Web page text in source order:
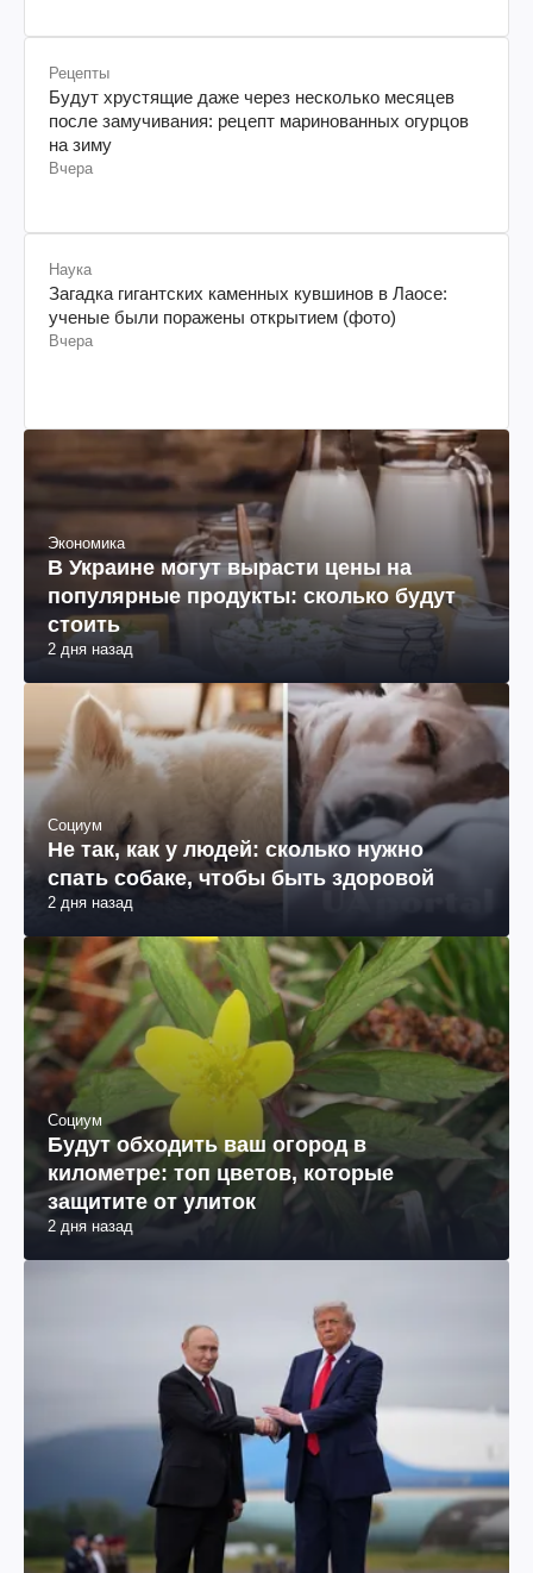
Рецепты
Будут хрустящие даже через несколько месяцев
после замучивания: рецепт маринованных огурцов
на зиму
Вчера
Наука
Загадка гигантских каменных кувшинов в Лаосе:
ученые были поражены открытием (фото)
Вчера
Экономика
В Украине могут вырасти цены на
популярные продукты: сколько будут
стоить
2 дня назад
Социум
Не так, как у людей: сколько нужно
спать собаке, чтобы быть здоровой
2 дня назад
Социум
Будут обходить ваш огород в
километре: топ цветов, которые
защитите от улиток
2 дня назад